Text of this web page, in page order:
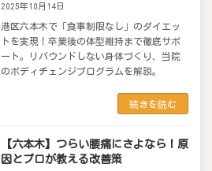
2025年10月14日
港区六本木で「食事制限なし」のダイエッ
トを実現！卒業後の体型維持まで徹底サポ
ート。リバウンドしない身体づくり、当院
のボディチェンジプログラムを解説。
続きを読む
【六本木】つらい腰痛にさよなら！原
因とプロが教える改善策